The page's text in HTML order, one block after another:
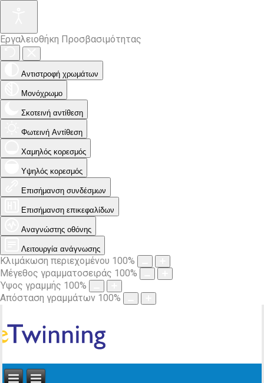
Εργαλειοθήκη Προσβασιμότητας
Αντιστροφή χρωμάτων
Μονόχρωμο
Σκοτεινή αντίθεση
Φωτεινή Αντίθεση
Χαμηλός κορεσμός
Υψηλός κορεσμός
Επισήμανση συνδέσμων
Επισήμανση επικεφαλίδων
Αναγνώστης οθόνης
Λειτουργία ανάγνωσης
Κλιμάκωση περιεχομένου 100%
Μέγεθος γραμματοσειράς 100%
Ύψος γραμμής 100%
Απόσταση γραμμάτων 100%